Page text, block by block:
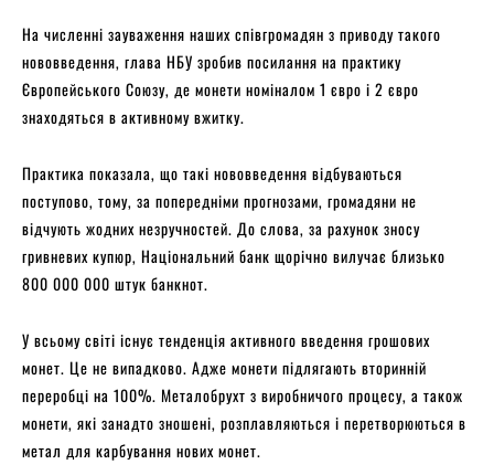
На численні зауваження наших співгромадян з приводу такого
нововведення, глава НБУ зробив посилання на практику
Європейського Союзу, де монети номіналом 1 євро і 2 євро
знаходяться в активному вжитку.
Практика показала, що такі нововведення відбуваються
поступово, тому, за попередніми прогнозами, громадяни не
відчують жодних незручностей. До слoва, за рахунок зносу
гривневих купюр, Національний банк щорічно вилучає близько
800 000 000 штук банкнот.
У всьому світі існує тенденція активного введення грошових
монет. Це не випадково. Адже монети підлягають вторинній
переробці на 100%. Металобрухт з виробничого процесу, а також
монети, які занадто зношені, розплавляються і перетворюються в
метал для карбування нових монет.